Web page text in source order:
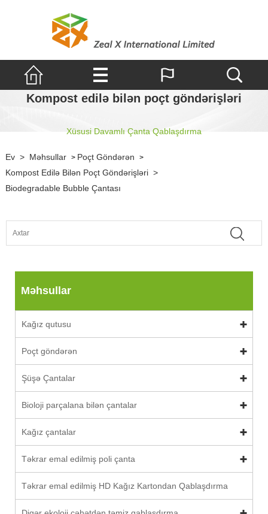
Kompost edilə bilən poçt göndərişləri
Xüsusi Davamlı Çanta Qablaşdırma
Ev > Məhsullar > Poçt Göndərən >
Kompost Edilə Bilən Poçt Göndərişləri >
Biodegradable Bubble Çantası
Məhsullar
Kağız qutusu
Poçt göndərən
Şüşə Çantalar
Bioloji parçalana bilən çantalar
Kağız çantalar
Təkrar emal edilmiş poli çanta
Təkrar emal edilmiş HD Kağız Kartondan Qablaşdırma